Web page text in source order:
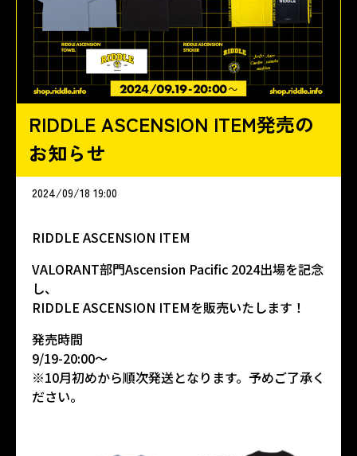
RIDDLE ASCENSION ITEM発売の
お知らせ
2024/09/18 19:00
RIDDLE ASCENSION ITEM
VALORANT部門Ascension Pacific 2024出場を記念
し、
RIDDLE ASCENSION ITEMを販売いたします！
発売時間
9/19-20:00～
※10月初めから順次発送となります。予めご了承く
ださい。